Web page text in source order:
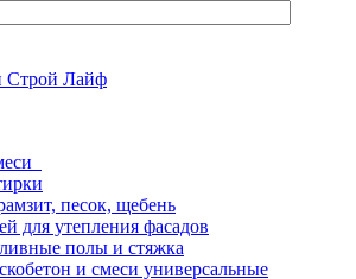
песок, щебень
для утепления фасадов
полы и стяжка
и смеси универсальные